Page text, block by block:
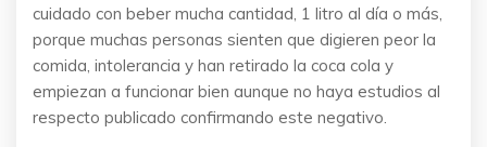
cuidado con beber mucha cantidad, 1 litro al día o más,
porque muchas personas sienten que digieren peor la
comida, intolerancia y han retirado la coca cola y
empiezan a funcionar bien aunque no haya estudios al
respecto publicado confirmando este negativo.